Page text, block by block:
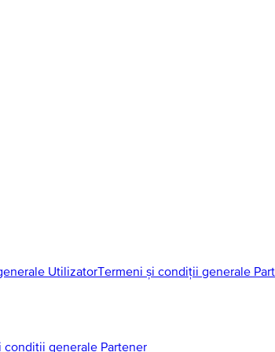
UtilizatorTermeni și condiții generale
condiții generale Partener